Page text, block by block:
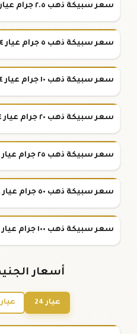
سعر سبيكة ذهب ٢.٥ جرام عيار ٢٤
سعر سبيكة ذهب ٥ جرام عيار ٢٤
سعر سبيكة ذهب ١٠ جرام عيار ٢٤
سعر سبيكة ذهب ٢٠ جرام عيار ٢٤
سعر سبيكة ذهب ٢٥ جرام عيار ٢٤
سعر سبيكة ذهب ٥٠ جرام عيار ٢٤
سعر سبيكة ذهب ١٠٠ جرام عيار ٢٤
أسعار
عيار 24 عيار 21